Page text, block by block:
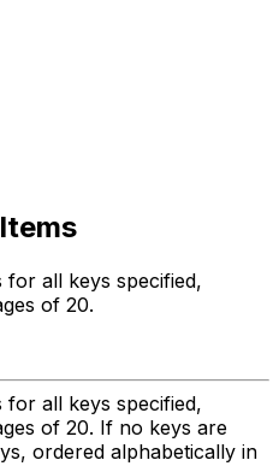
for all keys specified,
of 20.
for all keys specified,
of 20. If no keys are
ordered alphabetically in